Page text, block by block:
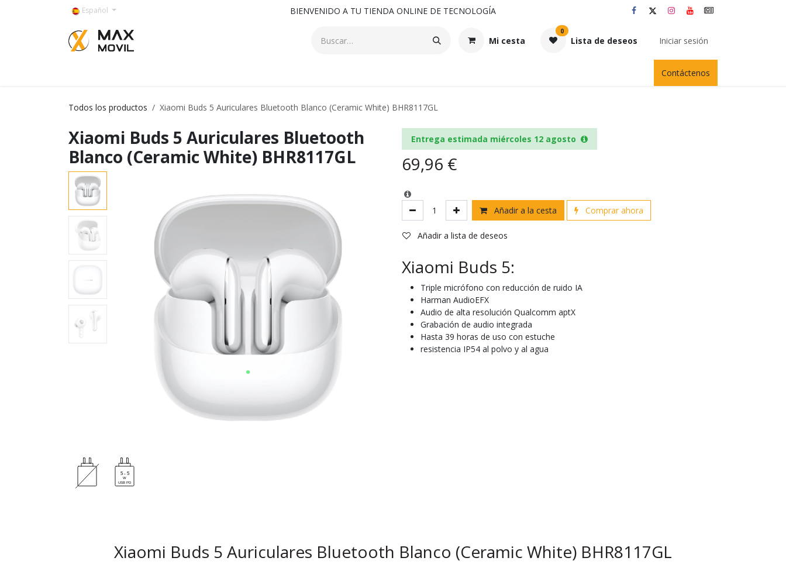
Español BIENVENIDO A TU TIENDA ONLINE DE TECNOLOGÍA
Mi cesta
0
Lista de deseos Iniciar sesión
Contáctenos
Todos los productos Xiaomi Buds 5 Auriculares Bluetooth Blanco (Ceramic White) BHR8117GL
Xiaomi Buds 5 Auriculares Bluetooth
Blanco (Ceramic White) BHR8117GL
Entrega estimada miércoles 12 agosto
69,96 €
Añadir a la cesta Comprar ahora
Añadir a lista de deseos
Xiaomi Buds 5:
Triple micrófono con reducción de ruido IA
Harman AudioEFX
Audio de alta resolución Qualcomm aptX
Grabación de audio integrada
Hasta 39 horas de uso con estuche
resistencia IP54 al polvo y al agua
Xiaomi Buds 5 Auriculares Bluetooth Blanco (Ceramic White) BHR8117GL